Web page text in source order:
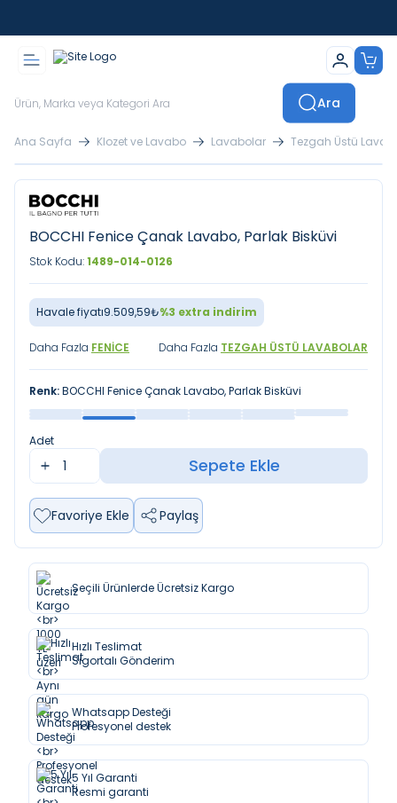
Ara
Ana Sayfa Klozet ve Lavabo Lavabolar Tezgah Üstü
BOCCHI Fenice Çanak Lavabo, Parlak Bisküvi
Stok Kodu:1489-014-0126
Havale fiyatı9.509,59₺%3 extra indirim
Daha Fazla FENICE Daha Fazla TEZGAH ÜSTÜ LAVABOLAR
Renk:BOCCHI Fenice Çanak Lavabo, Parlak Bisküvi
Adet
Sepete Ekle
Favoriye Ekle Paylaş
Seçili Ürünlerde Ücretsiz Kargo
Hızlı Teslimat
Sigortalı Gönderim
Whatsapp Desteği
Profesyonel destek
5 Yıl Garanti
Resmi garanti